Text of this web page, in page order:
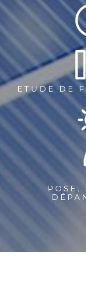
ETUDE DE
POSE,